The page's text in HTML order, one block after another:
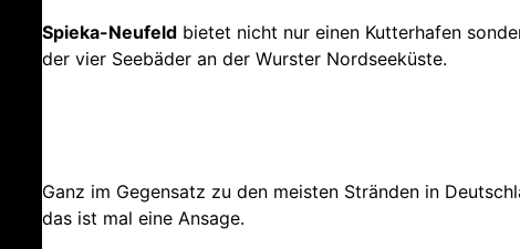
Spieka-Neufeld bietet nicht nur einen Kutterhafen
der vier Seebäder an der Wurster Nordseeküste.
Ganz im Gegensatz zu den meisten Stränden in
das ist mal eine Ansage.